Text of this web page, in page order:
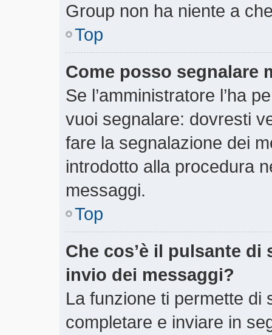
Group non ha niente a
Top
Come posso segnalare
Se l’amministratore l’ha
vuoi segnalare: dovresti
fare la segnalazione dei
introdotto alla procedura
messaggi.
Top
Che cos’è il pulsante
invio dei messaggi?
La funzione ti permette di
completare e inviare in